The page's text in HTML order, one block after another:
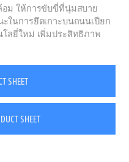
อม ให้การขับขี่ที่นุ่มสบาย
ในการยึดเกาะบนถนนเปียก
โลยี่ใหม่ เพิ่มประสิทธิภาพ
SHEET
SHEET